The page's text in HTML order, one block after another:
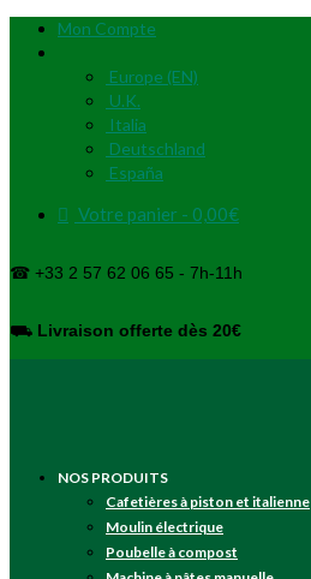
Mon Compte
Europe (EN)
U.K.
Italia
Deutschland
España
Votre panier - 0,00€
☎ +33 2 57 62 06 65 - 7h-11h
⛟ Livraison offerte dès 20€
NOS PRODUITS
Cafetières à piston et italienne
Moulin électrique
Poubelle à compost